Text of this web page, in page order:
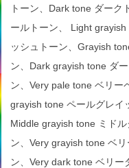
トーン、Dark tone ダーク
ールトーン、 Light
ッシュトーン、Grayish
ン、Dark grayish tone ダ
ン、Very pale tone ベリー
grayish tone ペールグレイ
Middle grayish tone ミド
ン、Very grayish tone ベ
ン、Very dark tone ベリー